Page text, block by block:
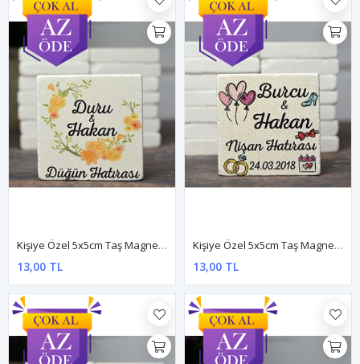
Kişiye Özel 5x5cm Taş Magnet - Dnts026
13,00 TL
Kişiye Özel 5x5cm Taş Magnet - Dnts029
13,00 TL